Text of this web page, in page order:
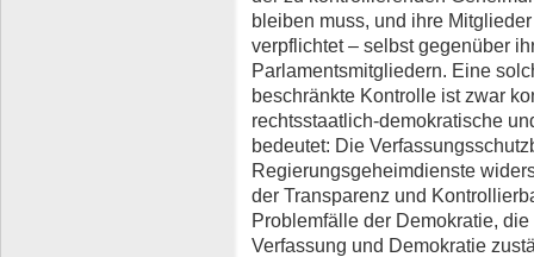
bleiben muss, und ihre
verpflichtet – selbst gegenüber
Parlamentsmitgliedern. Eine
beschränkte Kontrolle ist zwar
rechtsstaatlich-demokratische
bedeutet: Die
Regierungsgeheimdienste
der Transparenz und
Problemfälle der Demokratie,
Verfassung und Demokratie